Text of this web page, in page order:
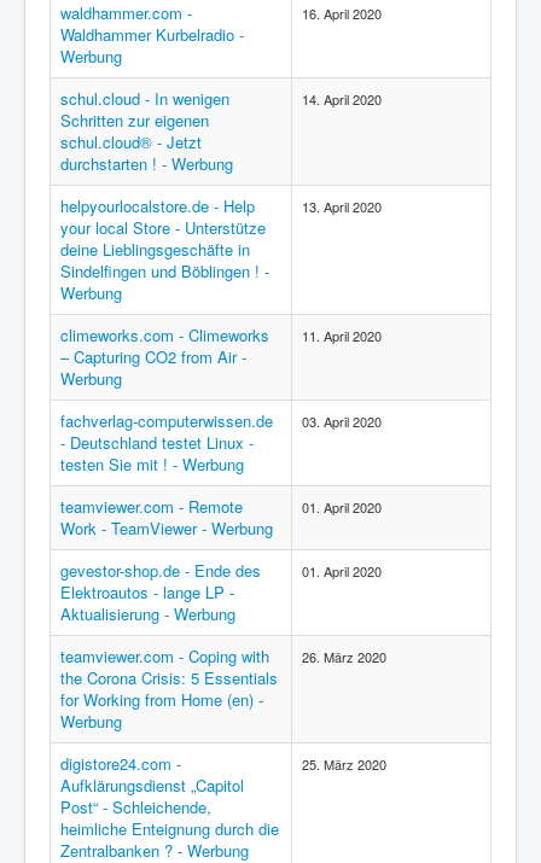
waldhammer.com -
Waldhammer Kurbelradio -
Werbung
16. April 2020
schul.cloud - In wenigen
Schritten zur eigenen
schul.cloud® - Jetzt
durchstarten ! - Werbung
14. April 2020
helpyourlocalstore.de - Help
your local Store - Unterstütze
deine Lieblingsgeschäfte in
Sindelfingen und Böblingen ! -
Werbung
13. April 2020
climeworks.com - Climeworks
– Capturing CO2 from Air -
Werbung
11. April 2020
fachverlag-computerwissen.de
- Deutschland testet Linux -
testen Sie mit ! - Werbung
03. April 2020
teamviewer.com - Remote
Work - TeamViewer - Werbung
01. April 2020
gevestor-shop.de - Ende des
Elektroautos - lange LP -
Aktualisierung - Werbung
01. April 2020
teamviewer.com - Coping with
the Corona Crisis: 5 Essentials
for Working from Home (en) -
Werbung
26. März 2020
digistore24.com -
Aufklärungsdienst „Capitol
Post“ - Schleichende,
heimliche Enteignung durch die
Zentralbanken ? - Werbung
25. März 2020